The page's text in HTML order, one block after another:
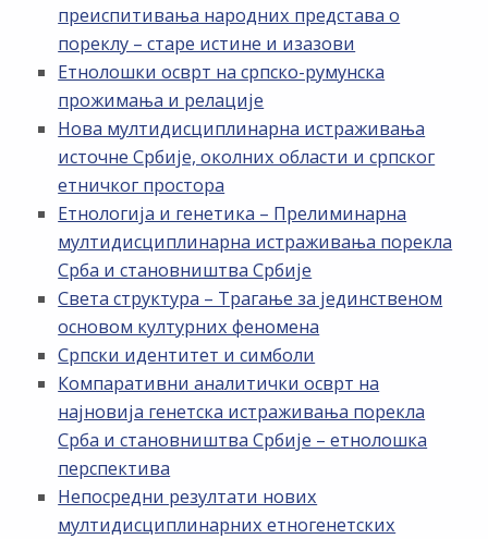
преиспитивања народних представа о
пореклу – старе истине и изазови
Етнолошки осврт на српско-румунска
прожимања и релације
Нова мултидисциплинарна истраживања
источне Србије, околних области и српског
етничког простора
Етнологија и генетика – Прелиминарна
мултидисциплинарна истраживања порекла
Срба и становништва Србије
Света структура – Трагање за јединственом
основом културних феномена
Српски идентитет и симболи
Компаративни аналитички осврт на
најновија генетска истраживања порекла
Срба и становништва Србије – етнолошка
перспектива
Непосредни резултати нових
мултидисциплинарних етногенетских